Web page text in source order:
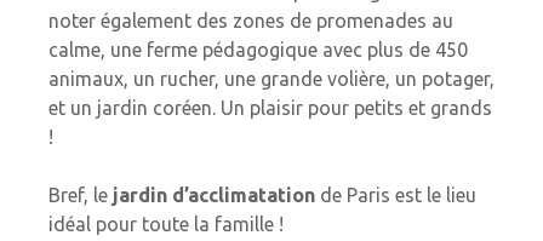
noter également des zones de promenades au
calme, une ferme pédagogique avec plus de 450
animaux, un rucher, une grande volière, un potager,
et un jardin coréen. Un plaisir pour petits et grands
!
Bref, le jardin d’acclimatation de Paris est le lieu
idéal pour toute la famille !